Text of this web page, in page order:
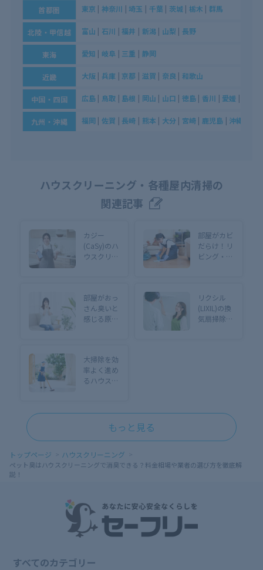
首都圏 東京 |神奈川 | 埼玉 | 千葉| 茨城| 栃木 |群馬
北陸・甲信越 富山 | 石川 |福井 | 新潟| 山梨 | 長野
東海 愛知 | 岐阜 | 三重 | 静岡
近畿 大阪| 兵庫 |京都 | 滋賀 | 奈良 | 和歌山
中国・四国 広島| 鳥取 | 島根 | 岡山 | 山口 | 徳島|香川 | 愛媛 |
九州・沖縄 福岡|佐賀 | 長崎 | 熊本 | 大分| 宮崎| 鹿児島 | 沖縄
ハウスクリーニング・各種屋内清掃の
関連記事
カジー
(CaSy)のハ
ウスクリー
口コミ評判
は？【サー
ビス徹底検
部屋がカビ
だらけ！リ
ビング・寝
依頼の徹底
除去まで解
説
部屋がおっ
さん臭いと
感じる原因
慣も紹介
リクシル
(LIXIL)の換
気扇掃除！
大掃除を効
率よく進め
るハウスク
徹底解説！
年末も引っ
越しも！もっと見る
トップページ ハウスクリーニング
ペット臭はハウスクリーニングで消臭できる？料金相場や業者の選び方を徹底解
説！
すべてのカテゴリー